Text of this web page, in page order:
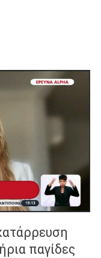
παγίδες